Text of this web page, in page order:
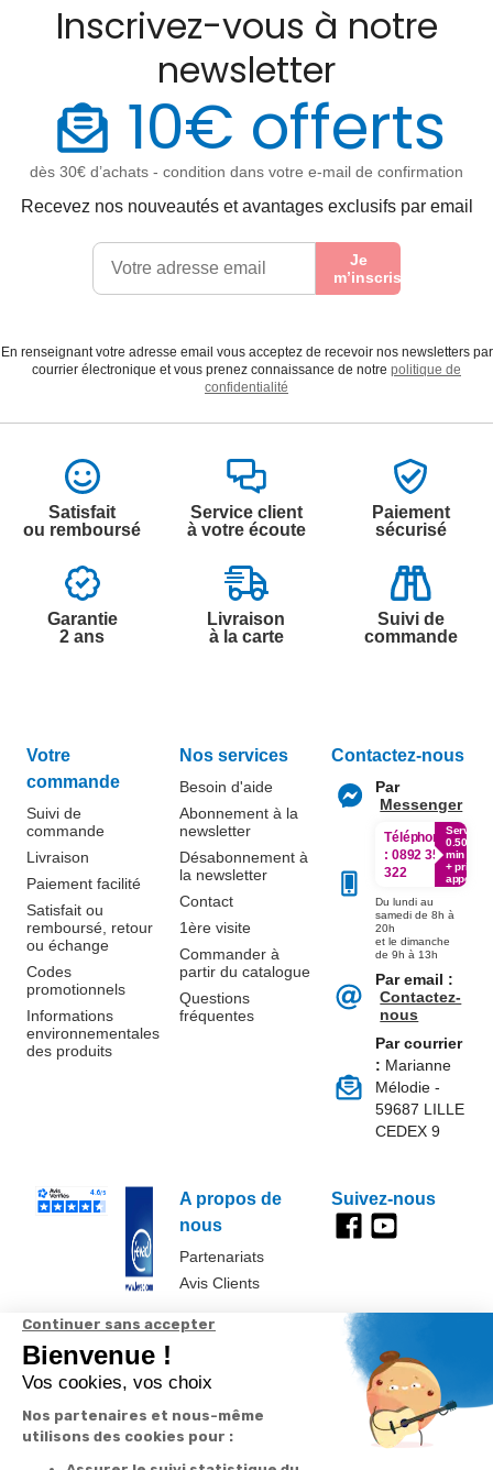
Inscrivez-vous à notre
newsletter
10€ offerts
dès 30€ d’achats - condition dans votre e-mail de confirmation
Recevez nos nouveautés et avantages exclusifs par email
Je
m’inscris
En renseignant votre adresse email vous acceptez de recevoir nos newsletters par
courrier électronique et vous prenez connaissance de notre politique de
confidentialité
Satisfait
ou remboursé
Service client
à votre écoute
Paiement
sécurisé
Garantie
2 ans
Livraison
à la carte
Suivi de
commande
Votre
commande
Suivi de
commande
Livraison
Paiement facilité
Satisfait ou
remboursé, retour
ou échange
Codes
promotionnels
Informations
environnementales
des produits
Nos services
Besoin d'aide
Abonnement à la
newsletter
Désabonnement à
la newsletter
Contact
1ère visite
Commander à
partir du catalogue
Questions
fréquentes
A propos de
nous
Partenariats
Avis Clients
Contactez-nous
Par
Messenger
Téléphone
: 0892 350
322
Service
0.50€ /
min
+ prix
appel
Du lundi au
samedi de 8h à
20h
et le dimanche
de 9h à 13h
Par email :
Contactez-
nous
Par courrier
: Marianne
Mélodie -
59687 LILLE
CEDEX 9
Suivez-nous
Données
cookies
Paramétrer
Conditions
générales de